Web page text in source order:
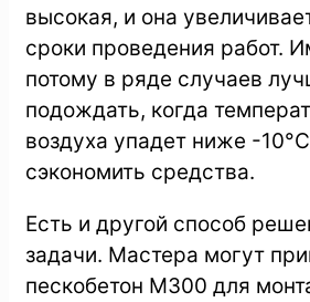
высокая, и она
сроки проведения работ.
потому в ряде случаев
подождать, когда
воздуха упадет ниже -
сэкономить средства.
Есть и другой способ
задачи. Мастера могут
пескобетон М300 для